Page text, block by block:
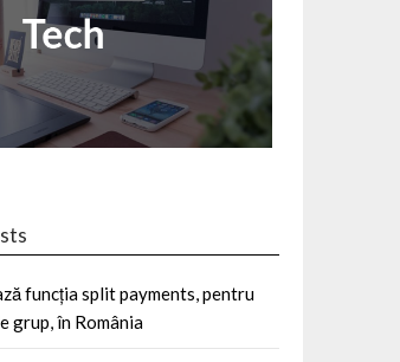
funcția split payments, pentru
grup, în România